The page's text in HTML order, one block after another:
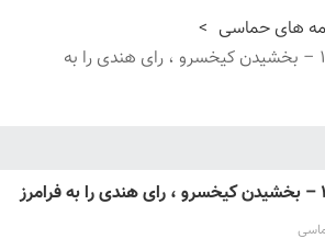
های حماسی >
فرامرز نامه – بخش ۱۰۶ – بخشیدن کیخسرو ، رای هندی را به